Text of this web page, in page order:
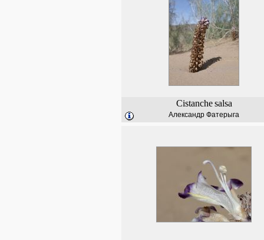
Cistanche salsa
Александр Фатерыга